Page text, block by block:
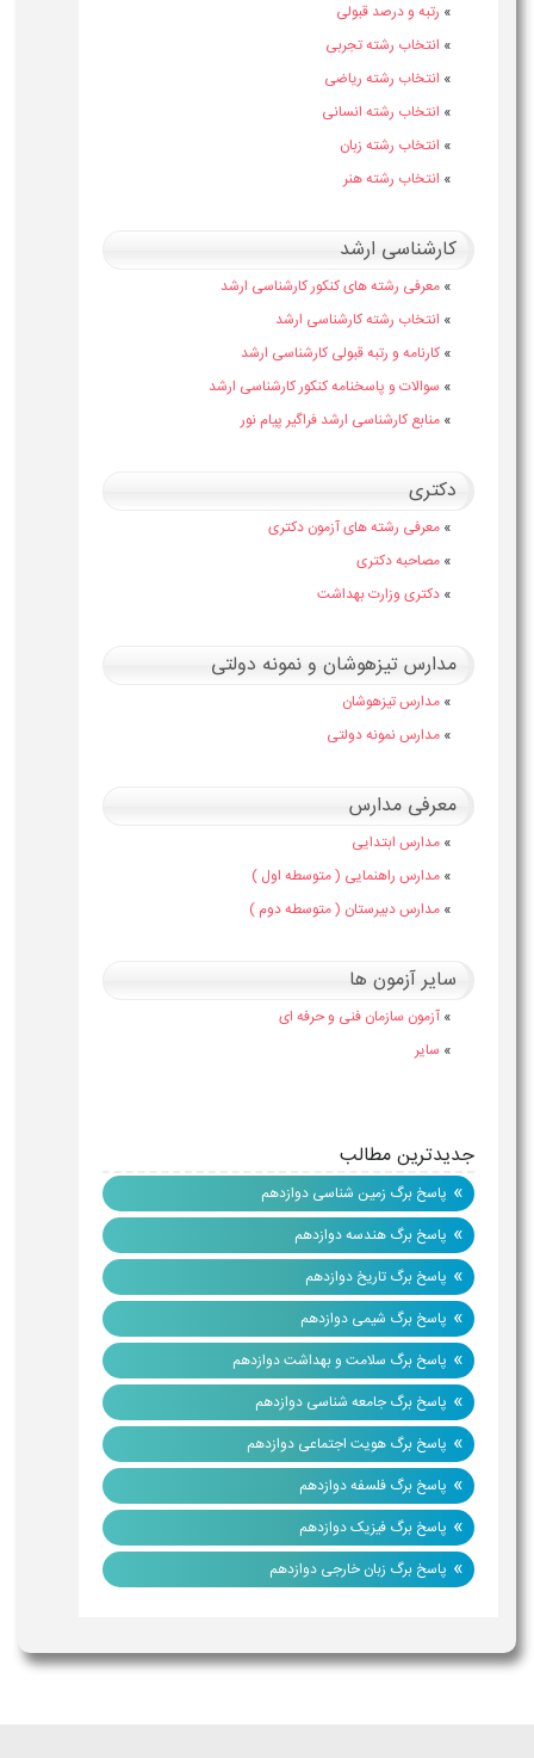
» رتبه و درصد قبولی
» انتخاب رشته تجربی
» انتخاب رشته ریاضی
» انتخاب رشته انسانی
» انتخاب رشته زبان
» انتخاب رشته هنر
کارشناسی ارشد
» معرفی رشته های کنکور کارشناسی ارشد
» انتخاب رشته کارشناسی ارشد
» کارنامه و رتبه قبولی کارشناسی ارشد
» سوالات و پاسخنامه کنکور کارشناسی ارشد
» منابع کارشناسی ارشد فراگیر پیام نور
دکتری
» معرفی رشته های آزمون دکتری
» مصاحبه دکتری
» دکتری وزارت بهداشت
مدارس تیزهوشان و نمونه دولتی
» مدارس تیزهوشان
» مدارس نمونه دولتی
معرفی مدارس
» مدارس ابتدایی
» مدارس راهنمایی ( متوسطه اول )
» مدارس دبیرستان ( متوسطه دوم )
سایر آزمون ها
» آزمون سازمان فنی و حرفه ای
» سایر
جدیدترین مطالب
» پاسخ برگ زمین شناسی دوازدهم
» پاسخ برگ هندسه دوازدهم
» پاسخ برگ تاریخ دوازدهم
» پاسخ برگ شیمی دوازدهم
» پاسخ برگ سلامت و بهداشت دوازدهم
» پاسخ برگ جامعه شناسی دوازدهم
» پاسخ برگ هویت اجتماعی دوازدهم
» پاسخ برگ فلسفه دوازدهم
» پاسخ برگ فیزیک دوازدهم
» پاسخ برگ زبان خارجی دوازدهم